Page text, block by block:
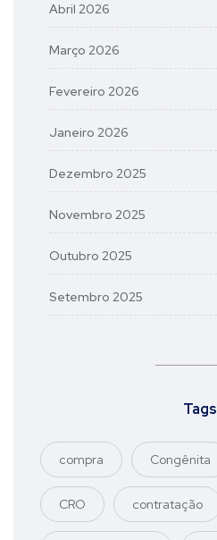
Abril 2026
Março 2026
Fevereiro 2026
Janeiro 2026
Dezembro 2025
Novembro 2025
Outubro 2025
Setembro 2025
Tags
compra Congênita
CRO contratação